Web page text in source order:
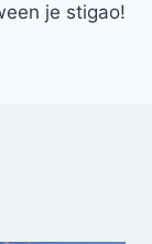
je stigao!